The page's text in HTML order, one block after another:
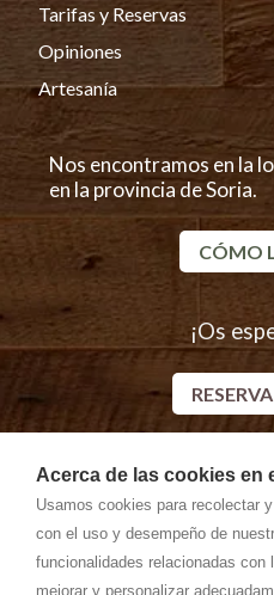
Acerca de las cookies en
Usamos cookies para recolectar
con el uso y desempeño de
funcionalidades relacionadas
mejorar y personalizar
Tarifas y Reservas
Opiniones
Artesanía
Nos encontramos en la
en la provincia de Soria.
CÓMO
¡Os
Descubre más